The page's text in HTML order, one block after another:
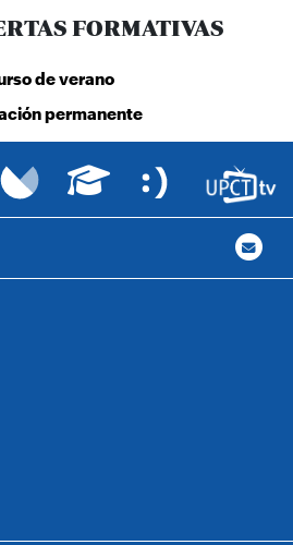
FORMATIVAS
de verano
permanente